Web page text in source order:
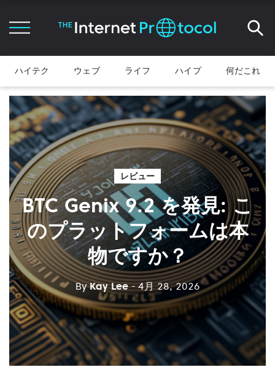
ハイテク ウェブ ライフ ハイプ 何だこれ
レビュー
BTC Genix 9.2 を発見: こ
のプラットフォームは本
物ですか？
ByKay Lee - 4月 28, 2026